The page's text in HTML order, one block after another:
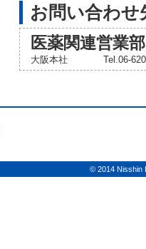
お問い合わせ
医薬関連営業部
大阪本社 Tel.06-
© 2014 Nisshin